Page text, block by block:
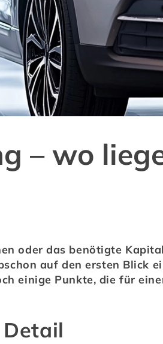
– wo
oder das benötigte Kapital
auf den ersten Blick
einige Punkte, die für